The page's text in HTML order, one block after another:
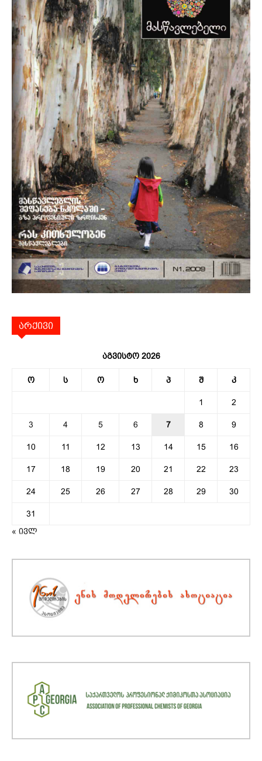
არქივი
აგვისტო 2026
ო ს ო ხ პ შ კ
1 2
3 4 5 6 7 8 9
10 11 12 13 14 15 16
17 18 19 20 21 22 23
24 25 26 27 28 29 30
31
« ივლ